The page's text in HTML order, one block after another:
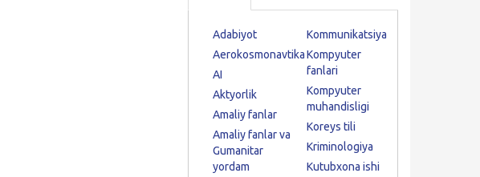
Adabiyot
Aerokosmonavtika
AI
Aktyorlik
Amaliy fanlar
Amaliy fanlar va
Gumanitar
yordam
Kommunikatsiya
Kompyuter
fanlari
Kompyuter
muhandisligi
Koreys tili
Kriminologiya
Kutubxona ishi